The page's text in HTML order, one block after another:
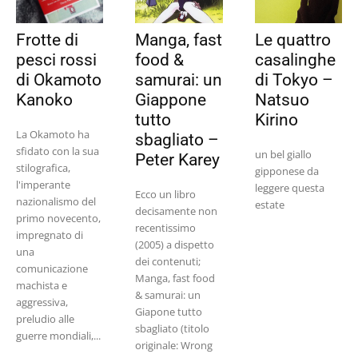
Frotte di
pesci rossi
di Okamoto
Kanoko
La Okamoto ha
sfidato con la sua
stilografica,
l'imperante
nazionalismo del
primo novecento,
impregnato di
una
comunicazione
machista e
aggressiva,
preludio alle
guerre mondiali,...
Manga, fast
food &
samurai: un
Giappone
tutto
sbagliato –
Peter Karey
Ecco un libro
decisamente non
recentissimo
(2005) a dispetto
dei contenuti;
Manga, fast food
& samurai: un
Giapone tutto
sbagliato (titolo
originale: Wrong
Le quattro
casalinghe
di Tokyo –
Natsuo
Kirino
un bel giallo
gipponese da
leggere questa
estate